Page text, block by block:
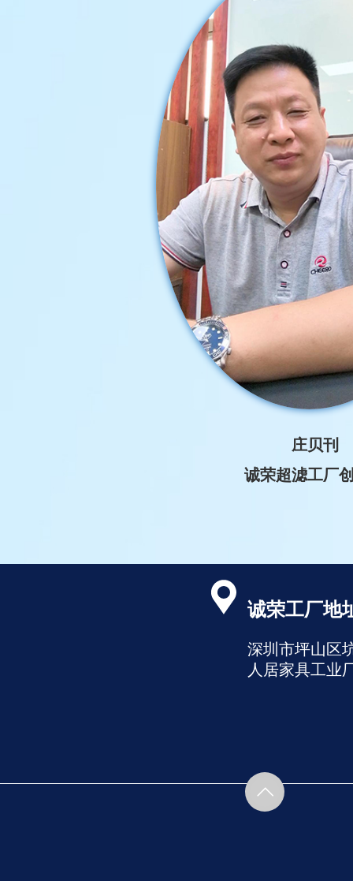
庄贝刊
诚荣超滤工厂
诚荣工厂地
深圳市坪山区
人居家具工业